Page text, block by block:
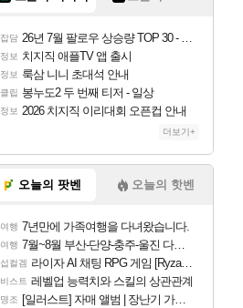
잡담 26년 7월 팔로우 상승량 TOP 30 - 월간 치지직
정보 치지직 애플TV 앱 출시
정보 룩삼 니니 초대석 안내
클립 봉누도2 두 번째 티저 - 일상
정보 2026 치지직 이리대회 오픈컵 안내
더보기+
오늘의 팟벤 오늘의 핫벤
여행 7년만에 가족여행을 다녀왔습니다.
여행 7월~8월 부산-단양-충주-울진 다녀왔어요~
섭컬겜 라이자 AI 채팅 RPG 게임 [RyzaChat: AI] 공개
비스트 레벨업 능력치와 스킬의 상관관계
명조 [일러스트] 자매 앨범 | 장난기 가득한 오후의 공원 (리메이크판)